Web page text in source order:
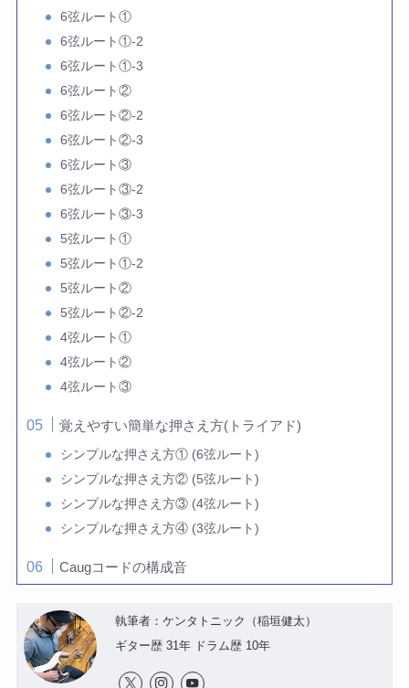
6弦ルート①
6弦ルート①-2
6弦ルート①-3
6弦ルート②
6弦ルート②-2
6弦ルート②-3
6弦ルート③
6弦ルート③-2
6弦ルート③-3
5弦ルート①
5弦ルート①-2
5弦ルート②
5弦ルート②-2
4弦ルート①
4弦ルート②
4弦ルート③
覚えやすい簡単な押さえ方(トライアド)
シンプルな押さえ方① (6弦ルート)
シンプルな押さえ方② (5弦ルート)
シンプルな押さえ方③ (4弦ルート)
シンプルな押さえ方④ (3弦ルート)
Caugコードの構成音
執筆者：ケンタトニック（稲垣健太）
ギター歴 31年 ドラム歴 10年